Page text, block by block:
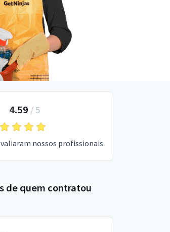
4.59 / 5
nossos profissionais
de quem contratou